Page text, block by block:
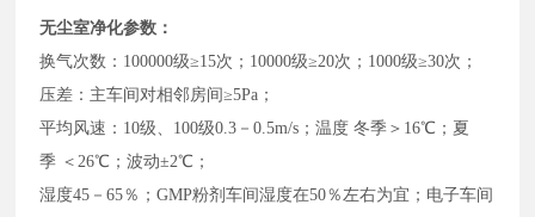
无尘室净化参数：
换气次数：100000级≥15次；10000级≥20次；1000级≥30次；
压差：主车间对相邻房间≥5Pa；
平均风速：10级、100级0.3－0.5m/s；温度 冬季＞16℃；夏
季 ＜26℃；波动±2℃；
湿度45－65％；GMP粉剂车间湿度在50％左右为宜；电子车间